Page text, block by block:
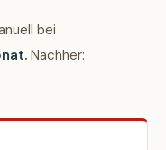
bei
Nachher: